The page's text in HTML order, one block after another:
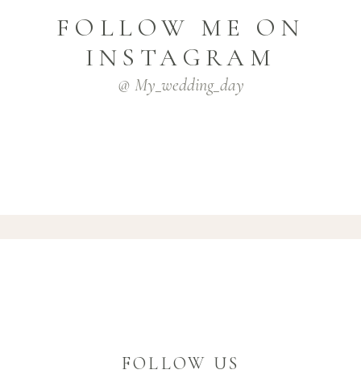
FOLLOW ME ON
INSTAGRAM
@ My_wedding_day
FOLLOW US